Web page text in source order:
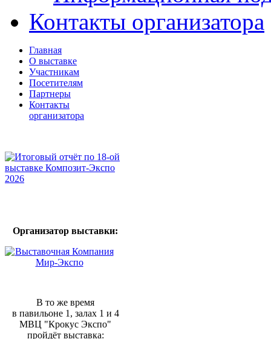
Контакты организатора
Главная
О выставке
Участникам
Посетителям
Партнеры
Контакты
организатора
Организатор выставки:
В то же время
в павильоне 1, залах 1 и 4
МВЦ "Крокус Экспо"
пройдёт выставка: